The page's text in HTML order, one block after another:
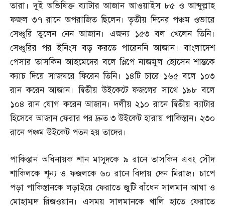
তারা। দুই অভিষিক্ত ব্যাটার আজান আওয়াইস ৮৫ ও আব্দুল্লাহ
ফজল ৩৭ রানে অপরাজিত ছিলেন। তৃতীয় দিনের পঞ্চম ওভারে
সেঞ্চুরি তুলেন নেন আজান। এজন্য ১৫৩ বল খেলেন তিনি।
সেঞ্চুরির পর ইনিংস বড় করতে পারেননি আজান। বাংলাদেশ
পেসার তাসকিন আহমেদের বলে স্লিপে নাজমুল হোসেন শান্তকে
ক্যাচ দিয়ে সাজঘরে ফিরেন তিনি। ১৪টি চারে ১৬৫ বলে ১০৩
রান করেন আজান। দ্বিতীয় উইকেটে ফজলের সাথে ১৯৮ বলে
১০৪ রান যোগ করেন আজান। দলীয় ২১০ রানে দ্বিতীয় ব্যাটার
হিসেবে আজান ফেরার পর দ্রুত ৩ উইকেট হারায় পাকিস্তান। ২৩০
রানে পঞ্চম উইকেট পতন হয় তাদের।
পাকিস্তান অধিনায়ক শান মাসুদকে ৯ রানে তাসকিন এবং সৌদ
শাকিলকে শূন্য ও ফজলকে ৬০ রানে বিদায় দেন মিরাজ। চাপে
পড়া পাকিস্তানকে লড়াইয়ে ফেরাতে জুটি বাঁধেন সালমান আঘা ও
মোহাম্মদ রিজওয়ান। এসময় সালমানকে খালি হাতে ফেরাতে